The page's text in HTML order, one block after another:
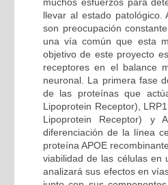
llevar al estado patológico.
son preocupación
una vía común que esta
objetivo de este proyecto
receptores en el balance
neuronal. La primera fase
de las proteínas que
Lipoprotein Receptor),
Lipoprotein Receptor) y
diferenciación de la línea
proteína APOE
viabilidad de las células en
analizará sus efectos en